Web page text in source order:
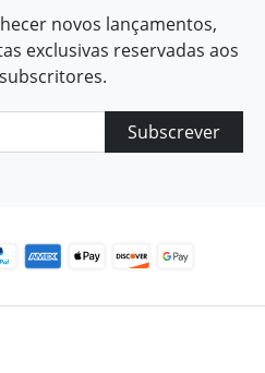
novos lançamentos,
exclusivas reservadas aos
Subscrever